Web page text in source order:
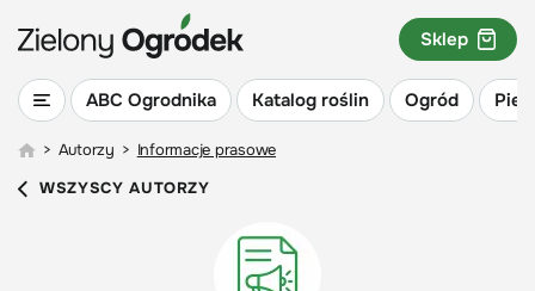
ABC Ogrodnika Katalog roślin Ogród
Sklep
> Autorzy > Informacje prasowe
WSZYSCY AUTORZY